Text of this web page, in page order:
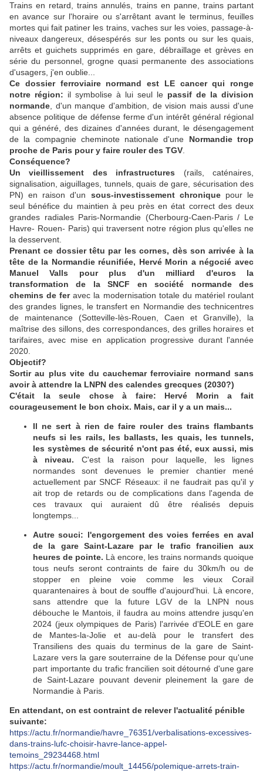
Trains en retard, trains annulés, trains en panne, trains partant
en avance sur l'horaire ou s'arrêtant avant le terminus, feuilles
mortes qui fait patiner les trains, vaches sur les voies, passage-à-
niveaux dangereux, désespérés sur les ponts ou sur les quais,
arrêts et guichets supprimés en gare, débraillage et grèves en
série du personnel, grogne quasi permanente des associations
d'usagers, j'en oublie...
Ce dossier ferroviaire normand est LE cancer qui ronge
notre région: il symbolise à lui seul le passif de la division
normande , d'un manque d'ambition, de vision mais aussi d'une
absence politique de défense ferme d'un intérêt général régional
qui a généré, des dizaines d'années durant, le désengagement
de la compagnie cheminote nationale d'une Normandie trop
proche de Paris pour y faire rouler des TGV
Conséquence?
Un vieillissement des infrastructures (rails, caténaires,
signalisation, aiguillages, tunnels, quais de gare, sécurisation des
PN) en raison d'un sous-investissement chroniquepour le
seul bénéfice du maintien à peu près en état correct des deux
grandes radiales Paris-Normandie (Cherbourg-Caen-Paris / Le
Havre- Rouen- Paris) qui traversent notre région plus qu'elles ne
la desservent.
Prenant ce dossier têtu par les cornes, dès son arrivée à la
tête de la Normandie réunifiée, Hervé Morin a négocié avec
Manuel Valls pour plus d'un milliard d'euros la
transformation de la SNCF en société normande des
chemins de feravec la modernisation totale du matériel roulant
des grandes lignes, le transfert en Normandie des technicentres
de maintenance (Sotteville-lès-Rouen, Caen et Granville), la
maîtrise des sillons, des correspondances, des grilles horaires et
tarifaires, avec mise en application progressive durant l'année
2020.
Objectif?
Sortir au plus vite du cauchemar ferroviaire normand sans
avoir à attendre la LNPN des calendes grecques (2030?)
C'était la seule chose à faire: Hervé Morin a fait
courageusement le bon choix. Mais, car il y a un mais...
Il ne sert à rien de faire rouler des trains flambants
neufs si les rails, les ballasts, les quais, les tunnels,
les systèmes de sécurité n'ont pas été, eux aussi, mis
à niveau. C'est la raison pour laquelle, les lignes
normandes sont devenues le premier chantier mené
actuellement par SNCF Réseaux: il ne faudrait pas qu'il y
ait trop de retards ou de complications dans l'agenda de
ces travaux qui auraient dû être réalisés depuis
longtemps...
Autre souci: l'engorgement des voies ferrées en aval
de la gare Saint-Lazare par le trafic francilien aux
heures de pointe. Là encore, les trains normands quoique
tous neufs seront contraints de faire du 30km/h ou de
stopper en pleine voie comme les vieux Corail
quarantenaires à bout de souffle d'aujourd'hui. Là encore,
sans attendre que la future LGV de la LNPN nous
débouche le Mantois, il faudra au moins attendre jusqu'en
2024 (jeux olympiques de Paris) l'arrivée d'EOLE en gare
de Mantes-la-Jolie et au-delà pour le transfert des
Transiliens des quais du terminus de la gare de Saint-
Lazare vers la gare souterraine de la Défense pour qu'une
part importante du trafic francilien soit détourné d'une gare
de Saint-Lazare pouvant devenir pleinement la gare de
Normandie à Paris.
En attendant, on est contraint de relever l'actualité pénible
suivante:
https://actu.fr/normandie/havre_76351/verbalisations-excessives-
dans-trains-lufc-choisir-havre-lance-appel-
temoins_29234468.html
https://actu.fr/normandie/moult_14456/polemique-arrets-train-